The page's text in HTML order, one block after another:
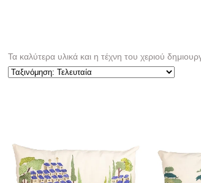
Τα καλύτερα υλικά και η τέχνη του χεριού